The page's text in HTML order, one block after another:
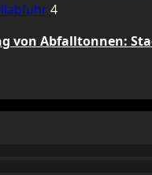
4
von Abfalltonnen: